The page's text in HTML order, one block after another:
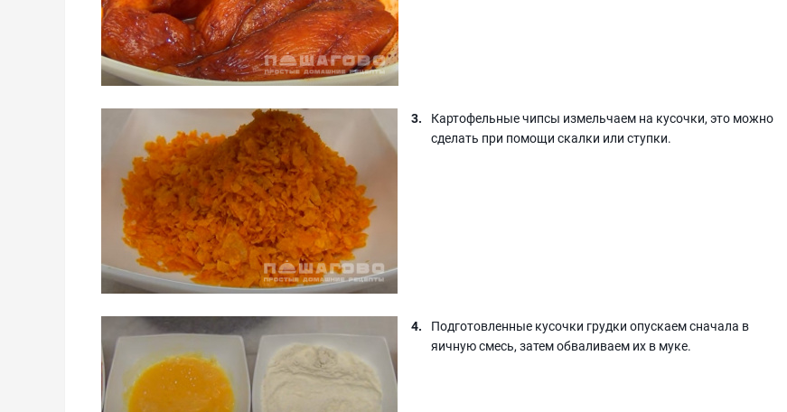
Картофельные чипсы измельчаем на кусочки, это можно
сделать при помощи скалки или ступки.
Подготовленные кусочки грудки опускаем сначала в
яичную смесь, затем обваливаем их в муке.